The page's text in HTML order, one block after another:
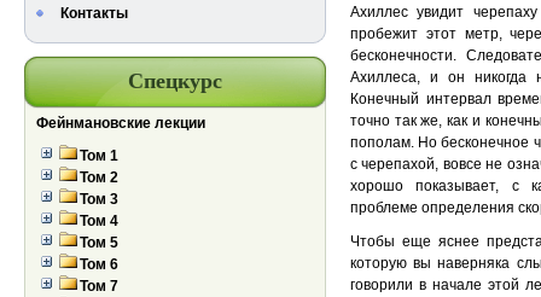
Контакты
Спецкурс
Фейнмановские лекции
Том 1
Том 2
Том 3
Том 4
Том 5
Том 6
Том 7
Ахиллес увидит
пробежит этот метр,
бесконечности.
Ахиллеса, и он никогда
Конечный интервал
точно так же, как и
пополам. Но бесконечное
с черепахой, вовсе не
хорошо показывает, с
проблеме определения
Чтобы еще яснее
которую вы наверняка
говорили в начале этой